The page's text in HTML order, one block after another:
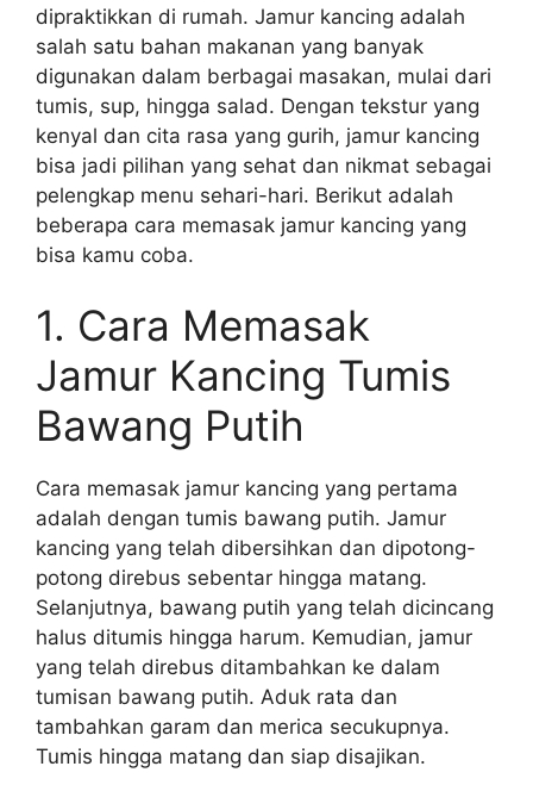
dipraktikkan di rumah. Jamur kancing adalah
salah satu bahan makanan yang banyak
digunakan dalam berbagai masakan, mulai dari
tumis, sup, hingga salad. Dengan tekstur yang
kenyal dan cita rasa yang gurih, jamur kancing
bisa jadi pilihan yang sehat dan nikmat sebagai
pelengkap menu sehari-hari. Berikut adalah
beberapa cara memasak jamur kancing yang
bisa kamu coba.
1. Cara Memasak
Jamur Kancing Tumis
Bawang Putih
Cara memasak jamur kancing yang pertama
adalah dengan tumis bawang putih. Jamur
kancing yang telah dibersihkan dan dipotong-
potong direbus sebentar hingga matang.
Selanjutnya, bawang putih yang telah dicincang
halus ditumis hingga harum. Kemudian, jamur
yang telah direbus ditambahkan ke dalam
tumisan bawang putih. Aduk rata dan
tambahkan garam dan merica secukupnya.
Tumis hingga matang dan siap disajikan.